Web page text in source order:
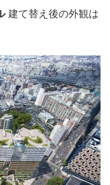
建て替え後の外観は